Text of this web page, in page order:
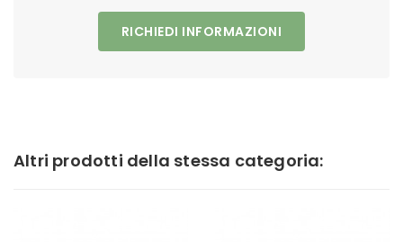
RICHIEDI INFORMAZIONI
Altri prodotti della stessa categoria: